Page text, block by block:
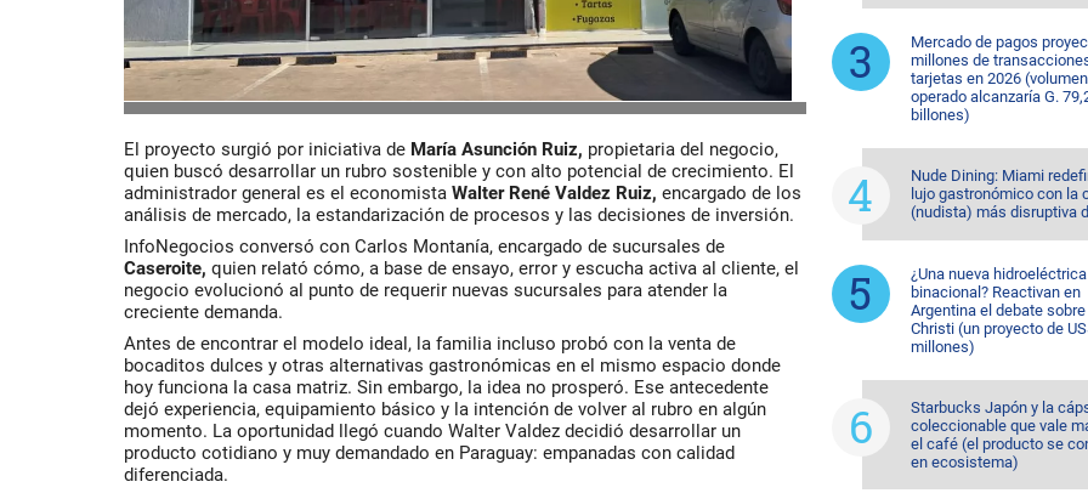
El proyecto surgió por iniciativa de María Asunción Ruiz, propietaria del negocio,
quien buscó desarrollar un rubro sostenible y con alto potencial de crecimiento. El
administrador general es el economista Walter René Valdez Ruiz, encargado de los
análisis de mercado, la estandarización de procesos y las decisiones de inversión.
InfoNegocios conversó con Carlos Montanía, encargado de sucursales de
Caseroite, quien relató cómo, a base de ensayo, error y escucha activa al cliente, el
negocio evolucionó al punto de requerir nuevas sucursales para atender la
creciente demanda.
Antes de encontrar el modelo ideal, la familia incluso probó con la venta de
bocaditos dulces y otras alternativas gastronómicas en el mismo espacio donde
hoy funciona la casa matriz. Sin embargo, la idea no prosperó. Ese antecedente
dejó experiencia, equipamiento básico y la intención de volver al rubro en algún
momento. La oportunidad llegó cuando Walter Valdez decidió desarrollar un
producto cotidiano y muy demandado en Paraguay: empanadas con calidad
diferenciada.
Mercado de pagos
millones de
tarjetas en 2026 (volumen
operado alcanzaría G.
billones)
Nude Dining: Miami
lujo gastronómico con la
(nudista) más disruptiva
¿Una nueva hidroeléctrica
binacional? Reactivan en
Argentina el debate
Christi (un proyecto de
millones)
Starbucks Japón y la
coleccionable que vale
el café (el producto se
en ecosistema)